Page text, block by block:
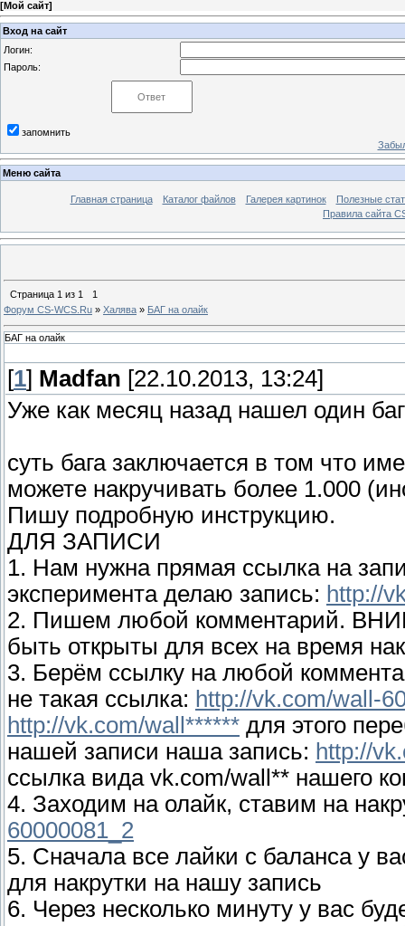
[Мой сайт]
Вход на сайт
Логин:
Пароль:
запомнить
Меню сайта
Главная страница Каталог файлов Галерея картинок
Полезные
Правила сайта
Страница 1 из 1
1
Форум CS-WCS.Ru » Халява » БАГ на олайк
БАГ на олайк
[1] Madfan [22.10.2013, 13:24]
Уже как месяц назад нашел один
суть бага заключается в том что
можете накручивать более 1.000
Пишу подробную инструкцию.
ДЛЯ ЗАПИСИ
1. Нам нужна прямая ссылка на
эксперимента делаю запись: http://
2. Пишем любой комментарий.
быть открыты для всех на время
3. Берём ссылку на любой
не такая ссылка: http://vk.com/wall-
http://vk.com/wall****** для этого
нашей записи наша запись: http://
ссылка вида vk.com/wall** нашего
4. Заходим на олайк, ставим на
60000081_2
5. Сначала все лайки с баланса у
для накрутки на нашу запись
6. Через несколько минуту у вас